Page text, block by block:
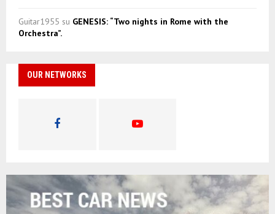
Guitar1955 su GENESIS: “Two nights in Rome with the
Orchestra”.
OUR NETWORKS